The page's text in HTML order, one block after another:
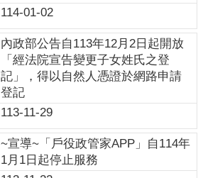
114-01-02
內政部公告自113年12月2日起開放
「經法院宣告變更子女姓氏之登
記」，得以自然人憑證於網路申請
登記
113-11-29
~宣導~「戶役政管家APP」自114年
1月1日起停止服務